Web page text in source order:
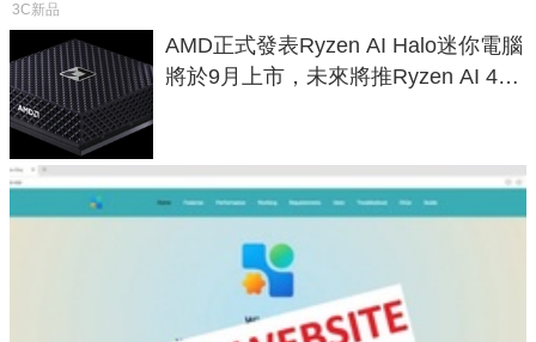
3C新品
AMD正式發表Ryzen AI Halo迷你電腦
將於9月上市，未來將推Ryzen AI 400